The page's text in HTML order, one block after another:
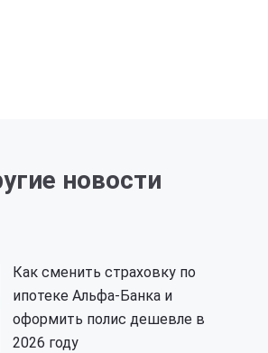
новости
Как сменить страховку по
ипотеке Альфа-Банка и
оформить полис дешевле в
2026 году